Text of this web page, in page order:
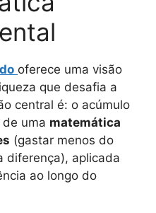
oferece uma visão
que desafia a
central é: o acúmulo
uma matemática
(gastar menos do
diferença), aplicada
ao longo do